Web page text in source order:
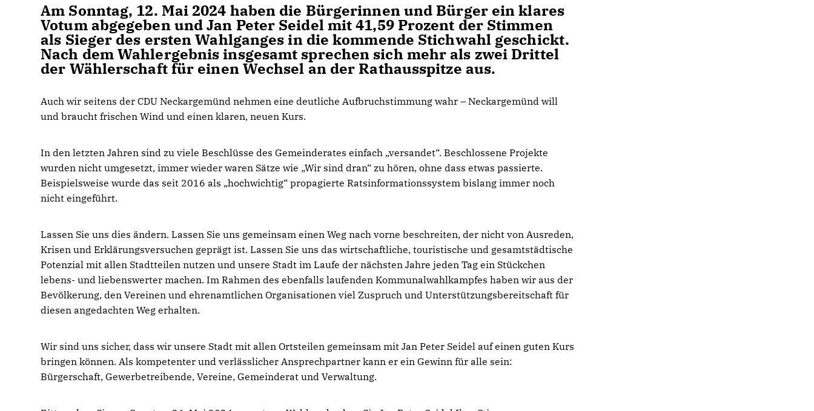
Am Sonntag, 12. Mai 2024 haben die Bürgerinnen und Bürger ein klares
Votum abgegeben und Jan Peter Seidel mit 41,59 Prozent der Stimmen
als Sieger des ersten Wahlganges in die kommende Stichwahl geschickt.
Nach dem Wahlergebnis insgesamt sprechen sich mehr als zwei Drittel
der Wählerschaft für einen Wechsel an der Rathausspitze aus.
Auch wir seitens der CDU Neckargemünd nehmen eine deutliche Aufbruchstimmung wahr – Neckargemünd will
und braucht frischen Wind und einen klaren, neuen Kurs.
In den letzten Jahren sind zu viele Beschlüsse des Gemeinderates einfach „versandet“. Beschlossene Projekte
wurden nicht umgesetzt, immer wieder waren Sätze wie „Wir sind dran“ zu hören, ohne dass etwas passierte.
Beispielsweise wurde das seit 2016 als „hochwichtig“ propagierte Ratsinformationssystem bislang immer noch
nicht eingeführt.
Lassen Sie uns dies ändern. Lassen Sie uns gemeinsam einen Weg nach vorne beschreiten, der nicht von Ausreden,
Krisen und Erklärungsversuchen geprägt ist. Lassen Sie uns das wirtschaftliche, touristische und gesamtstädtische
Potenzial mit allen Stadtteilen nutzen und unsere Stadt im Laufe der nächsten Jahre jeden Tag ein Stückchen
lebens- und liebenswerter machen. Im Rahmen des ebenfalls laufenden Kommunalwahlkampfes haben wir aus der
Bevölkerung, den Vereinen und ehrenamtlichen Organisationen viel Zuspruch und Unterstützungsbereitschaft für
diesen angedachten Weg erhalten.
Wir sind uns sicher, dass wir unsere Stadt mit allen Ortsteilen gemeinsam mit Jan Peter Seidel auf einen guten Kurs
bringen können. Als kompetenter und verlässlicher Ansprechpartner kann er ein Gewinn für alle sein:
Bürgerschaft, Gewerbetreibende, Vereine, Gemeinderat und Verwaltung.